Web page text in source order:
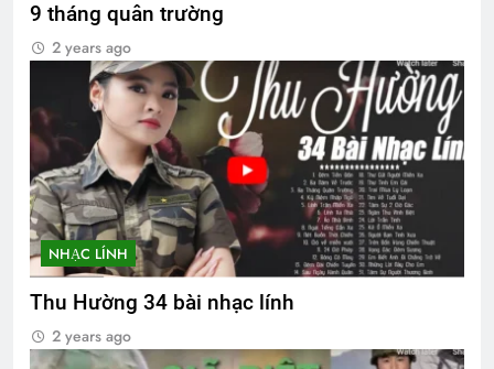
9 tháng quân trường
2 years ago
NHẠC LÍNH
Thu Hường 34 bài nhạc lính
2 years ago